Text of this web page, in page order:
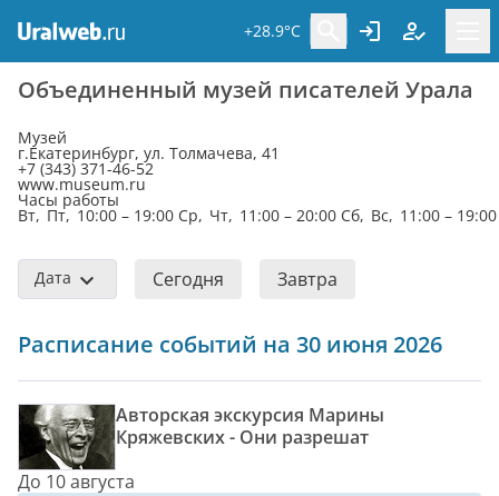
+28.9°C
Объединенный музей писателей Урала
Музей
г.Екатеринбург, ул. Толмачева, 41
+7 (343) 371-46-52
www.museum.ru
Часы работы
Вт, Пт, 10:00 – 19:00 Ср, Чт, 11:00 – 20:00 Сб, Вс, 11:00 – 19:00
Дата Сегодня Завтра
Расписание событий на 30 июня 2026
Авторская экскурсия Марины
Кряжевских - Они разрешат
До 10 августа